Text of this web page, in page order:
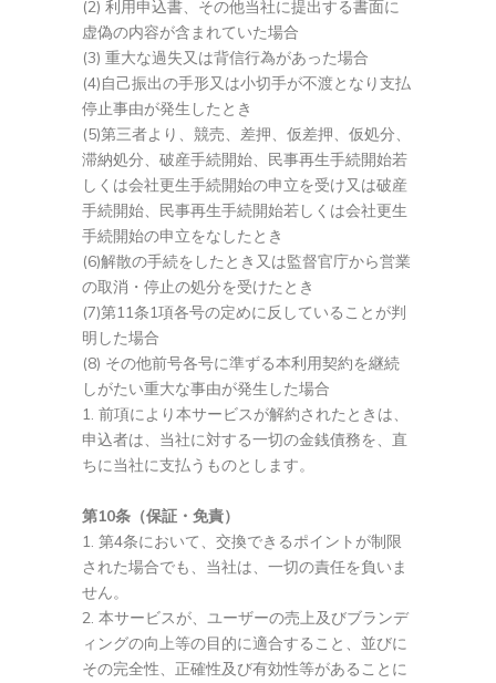
(2) 利用申込書、その他当社に提出する書面に
虚偽の内容が含まれていた場合
(3) 重大な過失又は背信行為があった場合
(4)自己振出の手形又は小切手が不渡となり支払
停止事由が発生したとき
(5)第三者より、競売、差押、仮差押、仮処分、
滞納処分、破産手続開始、民事再生手続開始若
しくは会社更生手続開始の申立を受け又は破産
手続開始、民事再生手続開始若しくは会社更生
手続開始の申立をなしたとき
(6)解散の手続をしたとき又は監督官庁から営業
の取消・停止の処分を受けたとき
(7)第11条1項各号の定めに反していることが判
明した場合
(8) その他前号各号に準ずる本利用契約を継続
しがたい重大な事由が発生した場合
前項により本サービスが解約されたときは、
申込者は、当社に対する一切の金銭債務を、直
ちに当社に支払うものとします。
第10条（保証・免責）
第4条において、交換できるポイントが制限
された場合でも、当社は、一切の責任を負いま
せん。
本サービスが、ユーザーの売上及びブランデ
ィングの向上等の目的に適合すること、並びに
その完全性、正確性及び有効性等があることに